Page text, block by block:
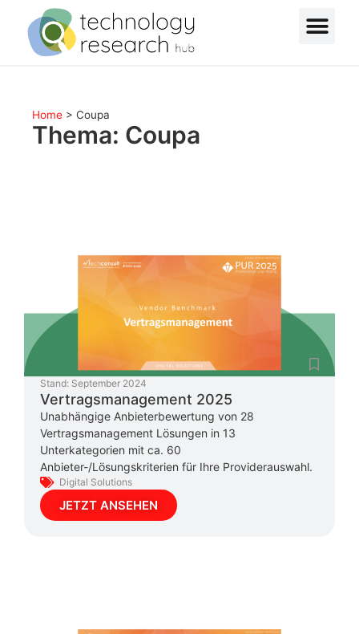
Home > Coupa
Thema: Coupa
Stand: September 2024
Vertragsmanagement 2025
Unabhängige Anbieterbewertung von 28
Vertragsmanagement Lösungen in 13
Unterkategorien mit ca. 60
Anbieter-/Lösungskriterien für Ihre Providerauswahl.
Digital Solutions
JETZT ANSEHEN